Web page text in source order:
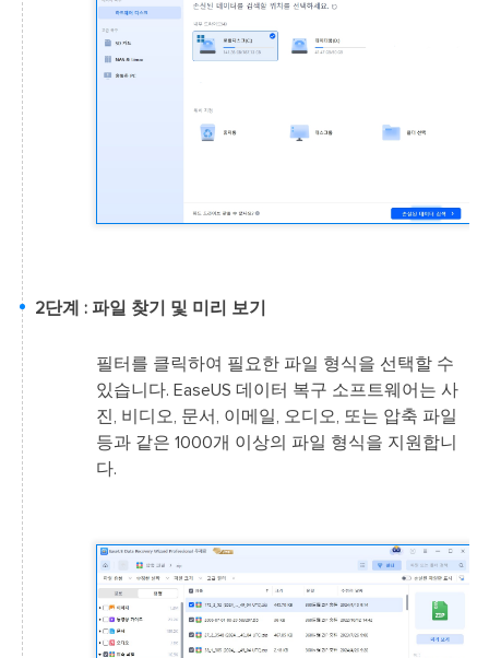
2단계 : 파일 찾기 및 미리 보기
필터를 클릭하여 필요한 파일 형식을 선택할 수
있습니다. EaseUS 데이터 복구 소프트웨어는 사
진, 비디오, 문서, 이메일, 오디오, 또는 압축 파일
등과 같은 1000개 이상의 파일 형식을 지원합니
다.